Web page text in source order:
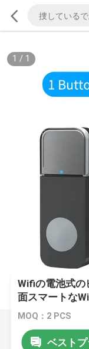
1 / 1
Wifiの電池式の
面スマートな
MOQ：2 PCS
ベスト